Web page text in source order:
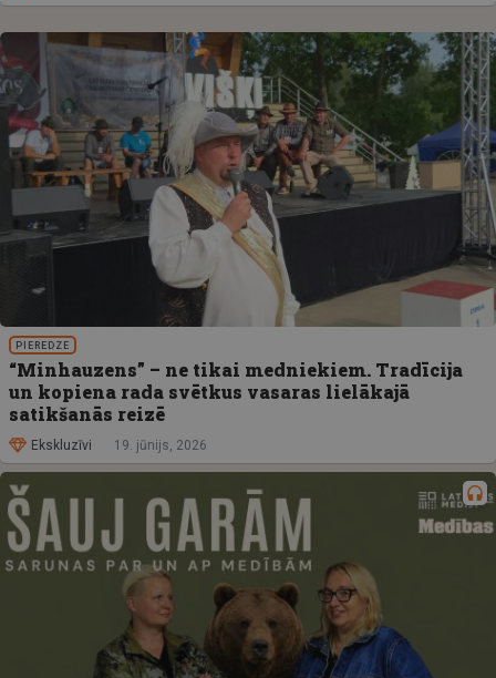
PIEREDZE
“Minhauzens” – ne tikai medniekiem. Tradīcija
un kopiena rada svētkus vasaras lielākajā
satikšanās reizē
Ekskluzīvi 19. jūnijs, 2026